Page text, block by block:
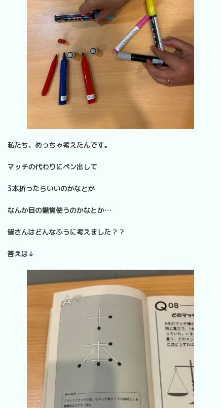
私たち、めっちゃ考えたんです。
マッチの代わりにペン出して
3本折ったらいいのかなとか
なんか目の錯覚使うのかなとか…
皆さんはどんなふうに考えました？？
答えは↓